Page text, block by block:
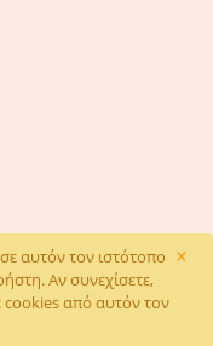
×
αυτόν τον ιστότοπο
Αν συνεχίσετε,
cookies από αυτόν τον